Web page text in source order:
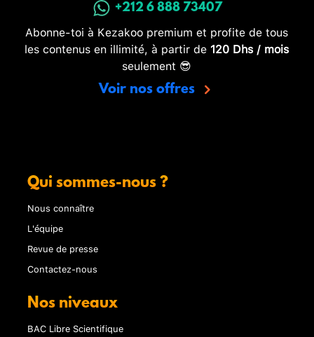
+212 6 888 73407
Abonne-toi à Kezakoo premium et profite de tous
les contenus en illimité, à partir de 120 Dhs / mois
seulement 😎
Voir nos offres
Qui sommes-nous ?
Nous connaître
L'équipe
Revue de presse
Contactez-nous
Nos niveaux
BAC Libre Scientifique